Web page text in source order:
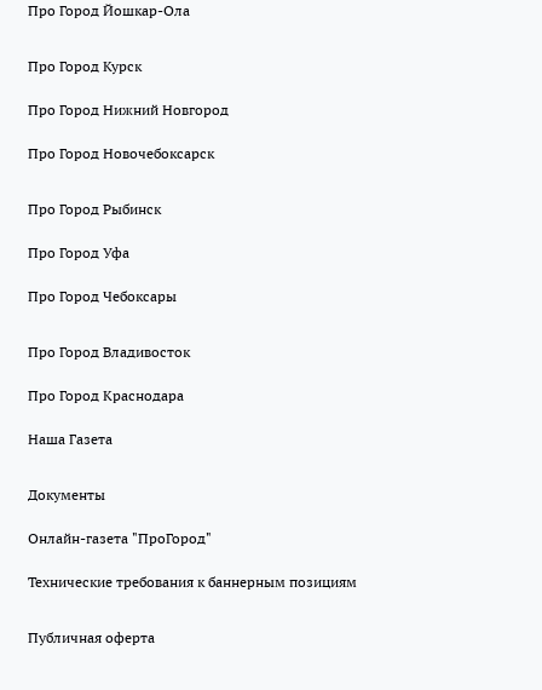
Про Город Йошкар-Ола
Про Город Курск
Про Город Нижний Новгород
Про Город Новочебоксарск
Про Город Рыбинск
Про Город Уфа
Про Город Чебоксары
Про Город Владивосток
Про Город Краснодара
Наша Газета
Документы
Онлайн-газета "ПроГород"
Технические требования к баннерным позициям
Публичная оферта